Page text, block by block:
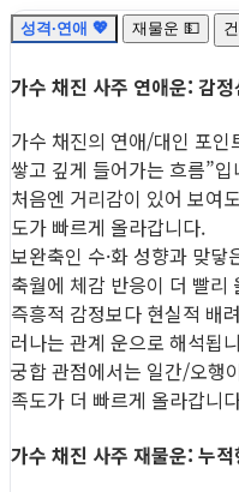
성격·연애 💖 재물운 💵
가수 채진 사주 연애운: 감
가수 채진의 연애/대인 포
쌓고 깊게 들어가는 흐름”입
처음엔 거리감이 있어 보여
도가 빠르게 올라갑니다.
보완축인 수·화 성향과 맞닿
축월에 체감 반응이 더 빨리
즉흥적 감정보다 현실적 배
러나는 관계 운으로 해석됩
궁합 관점에서는 일간/오행
족도가 더 빠르게 올라갑니
가수 채진 사주 재물운: 누